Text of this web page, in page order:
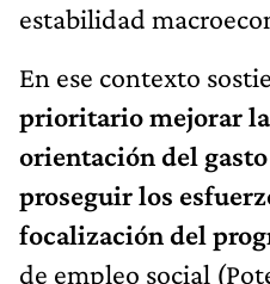
estabilidad
En ese contexto
prioritario mejorar
orientación del
proseguir los
focalización del
de empleo social